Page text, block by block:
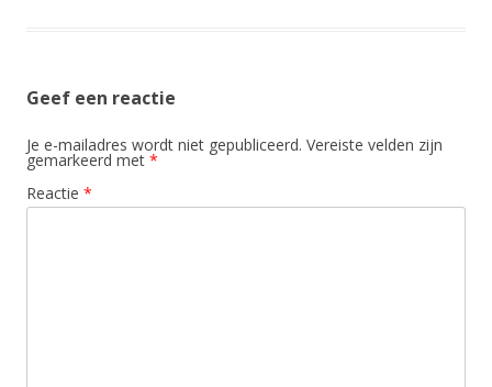
Geef een reactie
Je e-mailadres wordt niet gepubliceerd. Vereiste velden zijn
gemarkeerd met *
Reactie *